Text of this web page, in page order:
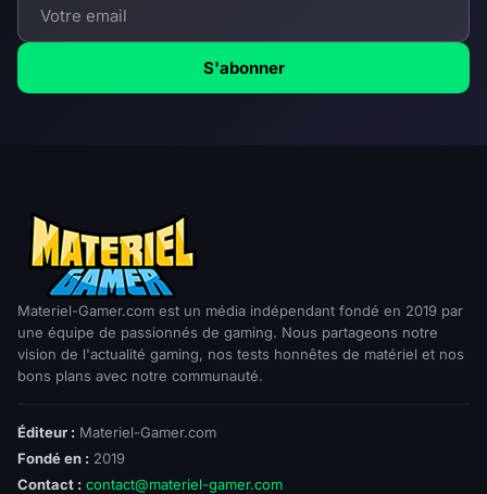
S'abonner
Materiel-Gamer.com est un média indépendant fondé en 2019 par
une équipe de passionnés de gaming. Nous partageons notre
vision de l'actualité gaming, nos tests honnêtes de matériel et nos
bons plans avec notre communauté.
Éditeur : Materiel-Gamer.com
Fondé en : 2019
Contact : contact@materiel-gamer.com